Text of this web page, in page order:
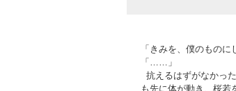
「きみを、僕のものに
「……」
抗えるはずがなかっ
も先に体が動き、桜若